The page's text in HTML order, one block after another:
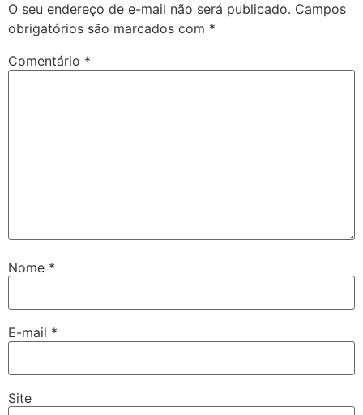
O seu endereço de e-mail não será publicado. Campos
obrigatórios são marcados com *
Comentário *
Nome *
E-mail *
Site